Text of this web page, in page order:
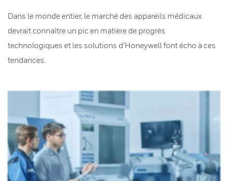
Dans le monde entier, le marché des appareils médicaux
devrait connaître un pic en matière de progrès
technologiques et les solutions d’Honeywell font écho à ces
tendances.